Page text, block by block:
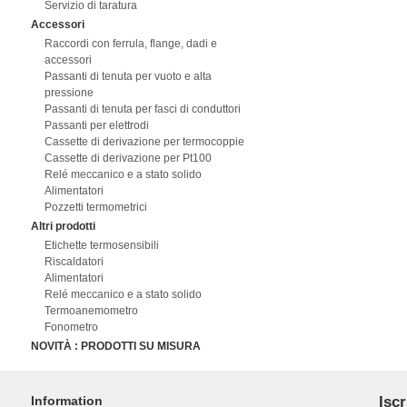
Servizio di taratura
Accessori
Raccordi con ferrula, flange, dadi e
accessori
Passanti di tenuta per vuoto e alta
pressione
Passanti di tenuta per fasci di conduttori
Passanti per elettrodi
Cassette di derivazione per termocoppie
Cassette di derivazione per Pt100
Relé meccanico e a stato solido
Alimentatori
Pozzetti termometrici
Altri prodotti
Etichette termosensibili
Riscaldatori
Alimentatori
Relé meccanico e a stato solido
Termoanemometro
Fonometro
NOVITÀ : PRODOTTI SU MISURA
Information